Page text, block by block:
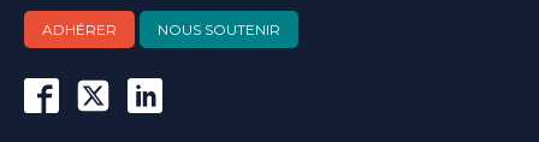
ADHÉRER NOUS SOUTENIR